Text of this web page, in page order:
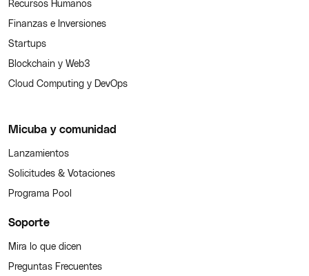
Recursos Humanos
Finanzas e Inversiones
Startups
Blockchain y Web3
Cloud Computing y DevOps
Micuba y comunidad
Lanzamientos
Solicitudes & Votaciones
Programa Pool
Soporte
Mira lo que dicen
Preguntas Frecuentes